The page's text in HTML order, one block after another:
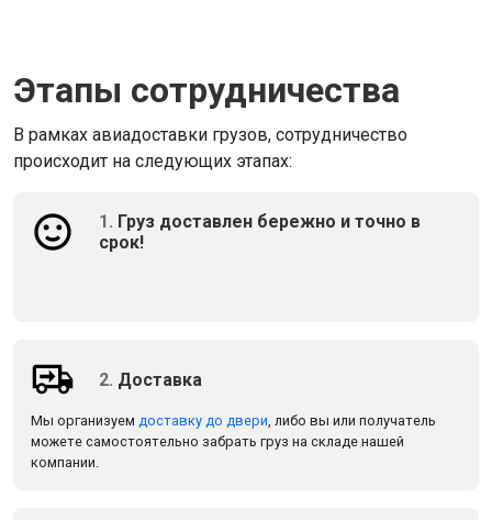
Этапы сотрудничества
В рамках авиадоставки грузов, сотрудничество
происходит на следующих этапах:
1. Груз доставлен бережно и точно в
срок!
2. Доставка
Мы организуем доставку до двери, либо вы или получатель
можете самостоятельно забрать груз на складе нашей
компании.